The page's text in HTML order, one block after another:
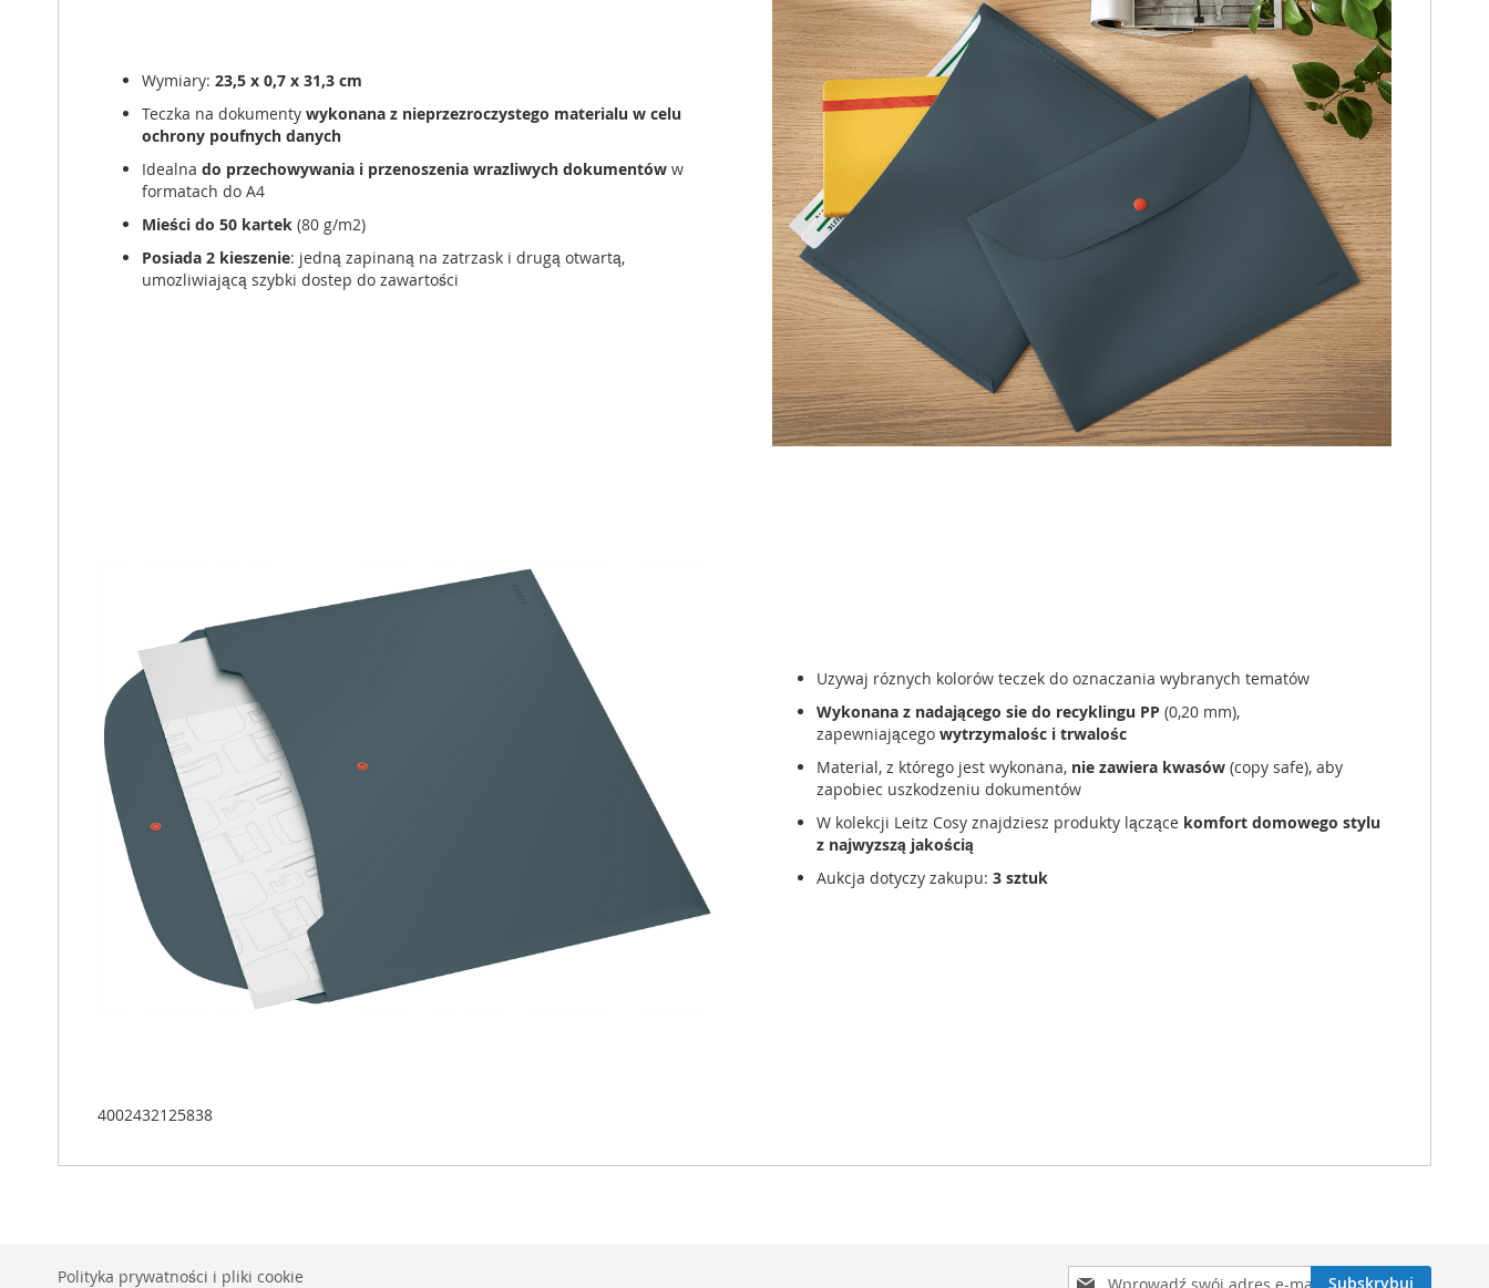
Wymiary: 23,5 x 0,7 x 31,3 cm
Teczka na dokumenty wykonana z nieprzezroczystego materialu w celu
ochrony poufnych danych
Idealna do przechowywania i przenoszenia wrazliwych dokumentów w
formatach do A4
Mieści do 50 kartek (80 g/m2)
Posiada 2 kieszenie: jedną zapinaną na zatrzask i drugą otwartą,
umozliwiającą szybki dostep do zawartości
Uzywaj róznych kolorów teczek do oznaczania wybranych tematów
Wykonana z nadającego sie do recyklingu PP (0,20 mm),
zapewniającego wytrzymalośc i trwalośc
Material, z którego jest wykonana, nie zawiera kwasów (copy safe), aby
zapobiec uszkodzeniu dokumentów
W kolekcji Leitz Cosy znajdziesz produkty lączące komfort domowego stylu
z najwyzszą jakością
Aukcja dotyczy zakupu: 3 sztuk
4002432125838
Subskrybuj
Subskrybuj
Polityka prywatności i pliki cookie